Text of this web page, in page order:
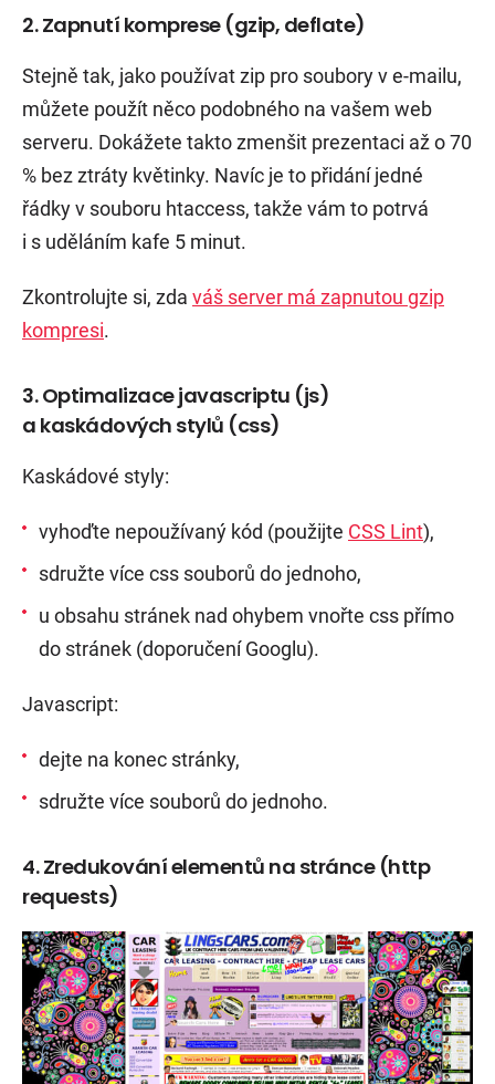
2. Zapnutí komprese (gzip, deflate)
Stejně tak, jako používat zip pro soubory v e-mailu,
můžete použít něco podobného na vašem web
serveru. Dokážete takto zmenšit prezentaci až o 70
% bez ztráty květinky. Navíc je to přidání jedné
řádky v souboru htaccess, takže vám to potrvá
i s uděláním kafe 5 minut.
Zkontrolujte si, zda váš server má zapnutou gzip
kompresi.
3. Optimalizace javascriptu (js)
a kaskádových stylů (css)
Kaskádové styly:
vyhoďte nepoužívaný kód (použijte CSS Lint),
sdružte více css souborů do jednoho,
u obsahu stránek nad ohybem vnořte css přímo
do stránek (doporučení Googlu).
Javascript:
dejte na konec stránky,
sdružte více souborů do jednoho.
4. Zredukování elementů na stránce (http
requests)